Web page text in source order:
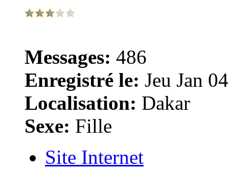
Messages: 486
Enregistré le: Jeu Jan
Localisation: Dakar
Sexe: Fille
Site Internet